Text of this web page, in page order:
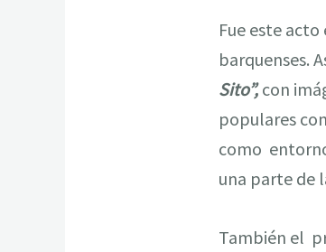
Fue este
barquenses.
Sito”,con
populares
como
una parte de
También el